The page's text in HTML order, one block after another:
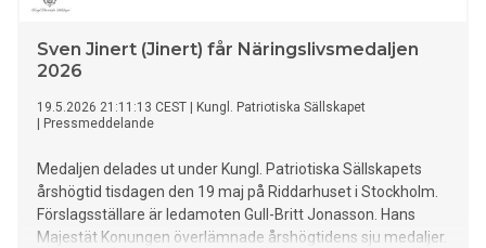
Sven Jinert (Jinert) får Näringslivsmedaljen
2026
19.5.2026 21:11:13 CEST
Kungl. Patriotiska Sällskapet
Pressmeddelande
Medaljen delades ut under Kungl. Patriotiska Sällskapets
årshögtid tisdagen den 19 maj på Riddarhuset i Stockholm.
Förslagsställare är ledamoten Gull-Britt Jonasson. Hans
Majestät Konungen överlämnade årshögtidens sju medaljer.